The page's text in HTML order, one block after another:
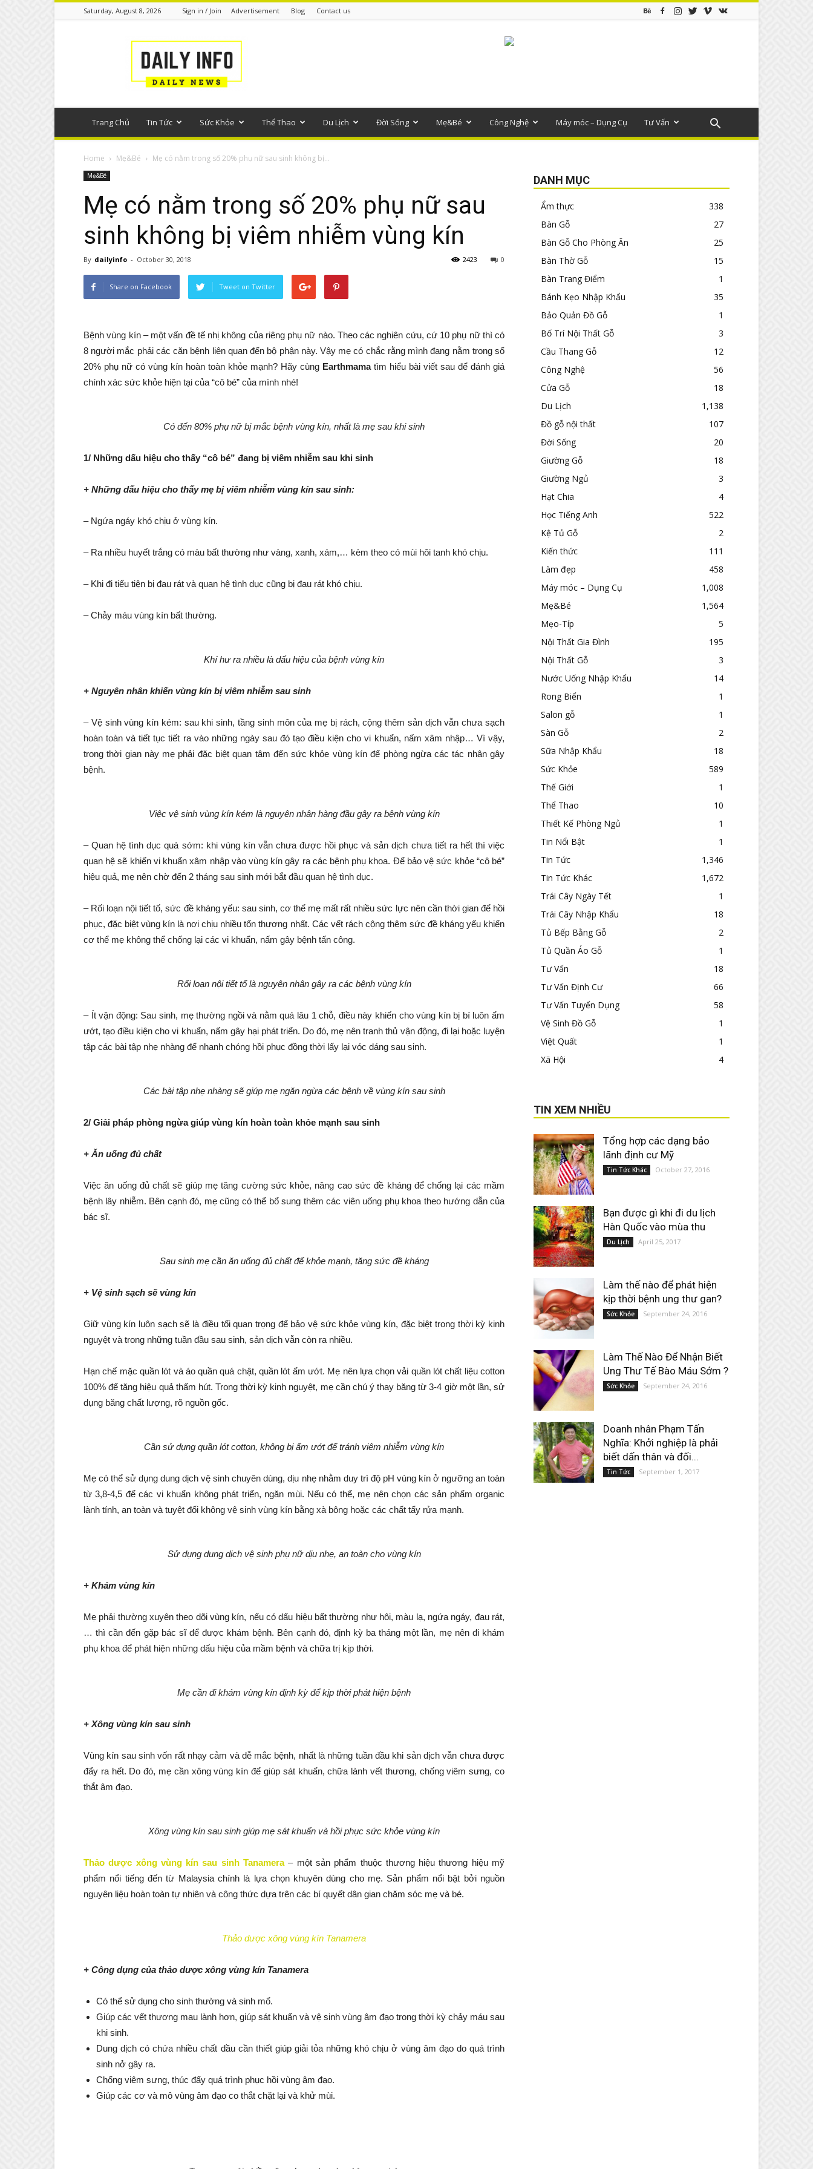
Saturday, August 8, 2026 Sign in / Join Advertisement Blog Contact us
thông
Trang Chủ Tin Tức Sức Khỏe Thể Thao Du Lịch Đời Sống Mẹ&Bé Công Nghệ Máy móc – Dụng Cụ Tư Vấn
Home Mẹ&Bé Mẹ có nằm trong số 20% phụ nữ sau sinh không bị...
Mẹ&Bé
Mẹ có nằm trong số 20% phụ nữ sau
sinh không bị viêm nhiễm vùng kín
By dailyinfo - October 30, 2018 0
2423
Share on Facebook Tweet on Twitter
Bệnh vùng kín – một vấn đề tế nhị không của riêng phụ nữ nào. Theo các nghiên cứu, cứ 10 phụ nữ thì có
8 người mắc phải các căn bệnh liên quan đến bộ phận này. Vậy mẹ có chắc rằng mình đang nằm trong số
20% phụ nữ có vùng kín hoàn toàn khỏe mạnh? Hãy cùng Earthmamatìm hiểu bài viết sau để đánh giá
chính xác sức khỏe hiện tại của “cô bé” của mình nhé!
Có đến 80% phụ nữ bị mắc bệnh vùng kín, nhất là mẹ sau khi sinh
1/ Những dấu hiệu cho thấy “cô bé” đang bị viêm nhiễm sau khi sinh
+ Những dấu hiệu cho thấy mẹ bị viêm nhiễm vùng kín sau sinh:
– Ngứa ngáy khó chịu ở vùng kín.
– Ra nhiều huyết trắng có màu bất thường như vàng, xanh, xám,… kèm theo có mùi hôi tanh khó chịu.
– Khi đi tiểu tiện bị đau rát và quan hệ tình dục cũng bị đau rát khó chịu.
– Chảy máu vùng kín bất thường.
Khí hư ra nhiều là dấu hiệu của bệnh vùng kín
+ Nguyên nhân khiến vùng kín bị viêm nhiễm sau sinh
– Vệ sinh vùng kín kém: sau khi sinh, tầng sinh môn của mẹ bị rách, cộng thêm sản dịch vẫn chưa sạch
hoàn toàn và tiết tục tiết ra vào những ngày sau đó tạo điều kiện cho vi khuẩn, nấm xâm nhập… Vì vậy,
trong thời gian này mẹ phải đặc biệt quan tâm đến sức khỏe vùng kín để phòng ngừa các tác nhân gây
bệnh.
Việc vệ sinh vùng kín kém là nguyên nhân hàng đầu gây ra bệnh vùng kín
– Quan hệ tình dục quá sớm: khi vùng kín vẫn chưa được hồi phục và sản dịch chưa tiết ra hết thì việc
quan hệ sẽ khiến vi khuẩn xâm nhập vào vùng kín gây ra các bệnh phụ khoa. Để bảo vệ sức khỏe “cô bé”
hiệu quả, mẹ nên chờ đến 2 tháng sau sinh mới bắt đầu quan hệ tình dục.
– Rối loạn nội tiết tố, sức đề kháng yếu: sau sinh, cơ thể mẹ mất rất nhiều sức lực nên cần thời gian để hồi
phục, đặc biệt vùng kín là nơi chịu nhiều tổn thương nhất. Các vết rách cộng thêm sức đề kháng yếu khiến
cơ thể mẹ không thể chống lại các vi khuẩn, nấm gây bệnh tấn công.
Rối loạn nội tiết tố là nguyên nhân gây ra các bệnh vùng kín
– Ít vận động: Sau sinh, mẹ thường ngồi và nằm quá lâu 1 chỗ, điều này khiến cho vùng kín bị bí luôn ẩm
ướt, tạo điều kiện cho vi khuẩn, nấm gây hại phát triển. Do đó, mẹ nên tranh thủ vận động, đi lại hoặc luyện
tập các bài tập nhẹ nhàng để nhanh chóng hồi phục đồng thời lấy lại vóc dáng sau sinh.
Các bài tập nhẹ nhàng sẽ giúp mẹ ngăn ngừa các bệnh về vùng kín sau sinh
2/ Giải pháp phòng ngừa giúp vùng kín hoàn toàn khỏe mạnh sau sinh
+ Ăn uống đủ chất
Việc ăn uống đủ chất sẽ giúp mẹ tăng cường sức khỏe, nâng cao sức đề kháng để chống lại các mầm
bệnh lây nhiễm. Bên cạnh đó, mẹ cũng có thể bổ sung thêm các viên uống phụ khoa theo hướng dẫn của
bác sĩ.
Sau sinh mẹ cần ăn uống đủ chất để khỏe mạnh, tăng sức đề kháng
+ Vệ sinh sạch sẽ vùng kín
Giữ vùng kín luôn sạch sẽ là điều tối quan trọng để bảo vệ sức khỏe vùng kín, đặc biệt trong thời kỳ kinh
nguyệt và trong những tuần đầu sau sinh, sản dịch vẫn còn ra nhiều.
Hạn chế mặc quần lót và áo quần quá chật, quần lót ẩm ướt. Mẹ nên lựa chọn vải quần lót chất liệu cotton
100% để tăng hiệu quả thấm hút. Trong thời kỳ kinh nguyệt, mẹ cần chú ý thay băng từ 3-4 giờ một lần, sử
dụng băng chất lượng, rõ nguồn gốc.
Cần sử dụng quần lót cotton, không bị ẩm ướt để tránh viêm nhiễm vùng kín
Mẹ có thể sử dụng dung dịch vệ sinh chuyên dùng, dịu nhẹ nhằm duy trì độ pH vùng kín ở ngưỡng an toàn
từ 3,8-4,5 để các vi khuẩn không phát triển, ngăn mùi. Nếu có thể, mẹ nên chọn các sản phẩm organic
lành tính, an toàn và tuyệt đối không vệ sinh vùng kín bằng xà bông hoặc các chất tẩy rửa mạnh.
Sử dụng dung dịch vệ sinh phụ nữ dịu nhẹ, an toàn cho vùng kín
+ Khám vùng kín
Mẹ phải thường xuyên theo dõi vùng kín, nếu có dấu hiệu bất thường như hôi, màu lạ, ngứa ngáy, đau rát,
… thì cần đến gặp bác sĩ để được khám bệnh. Bên cạnh đó, định kỳ ba tháng một lần, mẹ nên đi khám
phụ khoa để phát hiện những dấu hiệu của mầm bệnh và chữa trị kịp thời.
Mẹ cần đi khám vùng kín định kỳ để kịp thời phát hiện bệnh
+ Xông vùng kín sau sinh
Vùng kín sau sinh vốn rất nhạy cảm và dễ mắc bệnh, nhất là những tuần đầu khi sản dịch vẫn chưa được
đẩy ra hết. Do đó, mẹ cần xông vùng kín để giúp sát khuẩn, chữa lành vết thương, chống viêm sưng, co
thắt âm đạo.
Xông vùng kín sau sinh giúp mẹ sát khuẩn và hồi phục sức khỏe vùng kín
Thảo dược xông vùng kín sau sinh Tanamera– một sản phẩm thuộc thương hiệuthương hiệu mỹ
phẩm nổi tiếng đến từ Malaysia chính là lựa chọn khuyên dùng cho mẹ. Sản phẩm nổi bật bởi nguồn
nguyên liệu hoàn toàn tự nhiên và công thức dựa trên các bí quyết dân gian chăm sóc mẹ và bé.
Thảo dược xông vùng kín Tanamera
+ Công dụng của thảo dược xông vùng kín Tanamera
Có thể sử dụng cho sinh thường và sinh mổ.
Giúp các vết thương mau lành hơn, giúp sát khuẩn và vệ sinh vùng âm đạo trong thời kỳ chảy máu sau
khi sinh.
Dung dịch có chứa nhiều chất dầu cần thiết giúp giải tỏa những khó chịu ở vùng âm đạo do quá trình
sinh nở gây ra.
Chống viêm sưng, thúc đẩy quá trình phục hồi vùng âm đạo.
Giúp các cơ và mô vùng âm đạo co thắt chặt lại và khử mùi.
DANH MỤC
Ẩm thực
338
Bàn Gỗ
27
Bàn Gỗ Cho Phòng Ăn
25
Bàn Thờ Gỗ
15
Bàn Trang Điểm
1
Bánh Kẹo Nhập Khẩu
35
Bảo Quản Đồ Gỗ
1
Bố Trí Nội Thất Gỗ
3
Cầu Thang Gỗ
12
Công Nghệ
56
Cửa Gỗ
18
Du Lịch
1,138
Đồ gỗ nội thất
107
Đời Sống
20
Giường Gỗ
18
Giường Ngủ
3
Hạt Chia
4
Học Tiếng Anh
522
Kệ Tủ Gỗ
2
Kiến thức
111
Làm đẹp
458
Máy móc – Dụng Cụ
1,008
Mẹ&Bé
1,564
Mẹo-Típ
5
Nội Thất Gia Đình
195
Nội Thất Gỗ
3
Nước Uống Nhập Khẩu
14
Rong Biển
1
Salon gỗ
1
Sàn Gỗ
2
Sữa Nhập Khẩu
18
Sức Khỏe
589
Thế Giới
1
Thể Thao
10
Thiết Kế Phòng Ngủ
1
Tin Nổi Bật
1
Tin Tức
1,346
Tin Tức Khác
1,672
Trái Cây Ngày Tết
1
Trái Cây Nhập Khẩu
18
Tủ Bếp Bằng Gỗ
2
Tủ Quần Áo Gỗ
1
Tư Vấn
18
Tư Vấn Định Cư
66
Tư Vấn Tuyển Dụng
58
Vệ Sinh Đồ Gỗ
1
Việt Quất
1
Xã Hội
4
TIN XEM NHIỀU
Tổng hợp các dạng bảo
lãnh định cư Mỹ
Tin Tức Khác October 27, 2016
Bạn được gì khi đi du lịch
Hàn Quốc vào mùa thu
Du Lịch April 25, 2017
Làm thế nào để phát hiện
kịp thời bệnh ung thư gan?
Sức Khỏe September 24, 2016
Làm Thế Nào Để Nhận Biết
Ung Thư Tế Bào Máu Sớm ?
Sức Khỏe September 24, 2016
Doanh nhân Phạm Tấn
Nghĩa: Khởi nghiệp là phải
biết dấn thân và đối...
Tin Tức September 1, 2017